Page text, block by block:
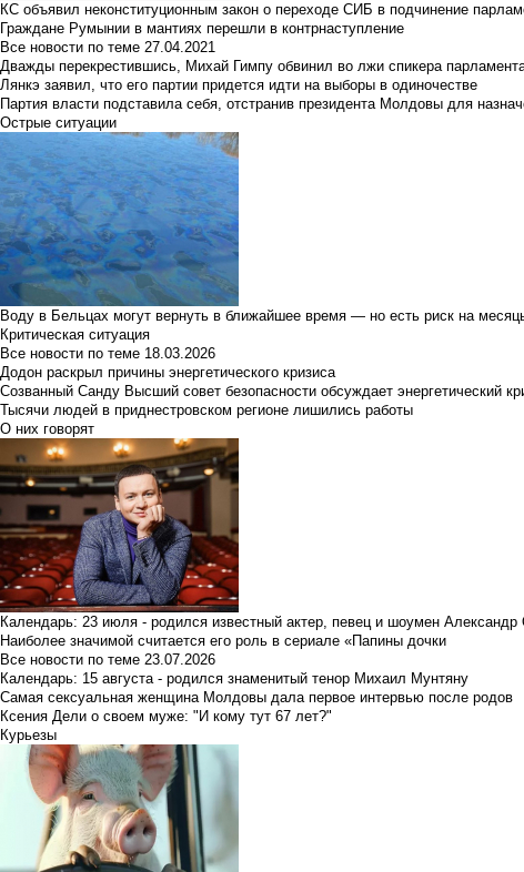
КС объявил неконституционным закон о переходе СИБ в подчинение
Граждане Румынии в мантиях перешли в контрнаступление
Все новости по теме 27.04.2021
Дважды перекрестившись, Михай Гимпу обвинил во лжи спикера
Лянкэ заявил, что его партии придется идти на выборы в одиночестве
Партия власти подставила себя, отстранив президента Молдовы для
Острые ситуации
Воду в Бельцах могут вернуть в ближайшее время — но есть риск на
Критическая ситуация
Все новости по теме 18.03.2026
Додон раскрыл причины энергетического кризиса
Созванный Санду Высший совет безопасности обсуждает энергетический
Тысячи людей в приднестровском регионе лишились работы
О них говорят
Календарь: 23 июля - родился известный актер, певец и шоумен
Наиболее значимой считается его роль в сериале «Папины дочки
Все новости по теме 23.07.2026
Календарь: 15 августа - родился знаменитый тенор Михаил Мунтяну
Самая сексуальная женщина Молдовы дала первое интервью после родов
Ксения Дели о своем муже: "И кому тут 67 лет?"
Курьезы